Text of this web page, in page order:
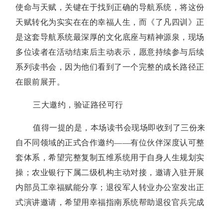
使命与天赋，关键在于找到正确的导航系统，将这份
天赋转化为实实在在的幸福人生，而《了凡四训》正
是这套导航系统最深厚的文化底座与精神源泉，现场
多位读者在活动结束后主动表示，愿意持续参与后续
系列读书会，因为他们看到了一个完整的成长路径正
在眼前展开。
三大邀约，验证路径可行
值得一提的是，本场读书会现场即收到了三份来
自不同领域的正式合作邀约——有位伙伴深度认可整
套体系，希望完整复制五维系统用于自身人生规划实
操；农业银行下属二级机构主动对接，邀请入驻开展
内部员工幸福赋能分享；退役军人转业办公室发出正
式演讲邀请，希望用幸福指南系统帮助退役官兵完成